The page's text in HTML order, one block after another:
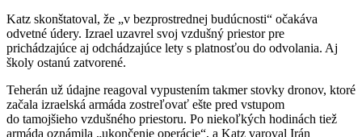
Katz skonštatoval, že „v bezprostrednej budúcnosti“ očakáva
odvetné údery. Izrael uzavrel svoj vzdušný priestor pre
prichádzajúce aj odchádzajúce lety s platnosťou do odvolania. Aj
školy ostanú zatvorené.
Teherán už údajne reagoval vypustením takmer stovky dronov, ktoré
začala izraelská armáda zostreľovať ešte pred vstupom
do tamojšieho vzdušného priestoru. Po niekoľkých hodinách tiež
armáda oznámila „ukončenie operácie“, a Katz varoval Irán